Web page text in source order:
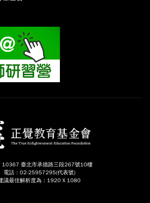
10367 臺北市承德路三段267號10樓
電話：02-25957295(代表號)
議最佳解析度為：1920 X 1080